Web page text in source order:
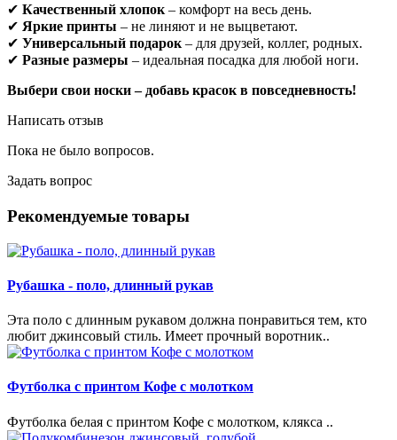
✔ Качественный хлопок – комфорт на весь день.
✔ Яркие принты – не линяют и не выцветают.
✔ Универсальный подарок – для друзей, коллег, родных.
✔ Разные размеры – идеальная посадка для любой ноги.
Выбери свои носки – добавь красок в повседневность!
Написать отзыв
Пока не было вопросов.
Задать вопрос
Рекомендуемые товары
Рубашка - поло, длинный рукав
Эта поло с длинным рукавом должна понравиться тем, кто
любит джинсовый стиль. Имеет прочный воротник..
Футболка с принтом Кофе с молотком
Футболка белая с принтом Кофе с молотком, клякса ..